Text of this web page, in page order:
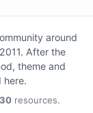
around
After the
theme and
here.
resources.